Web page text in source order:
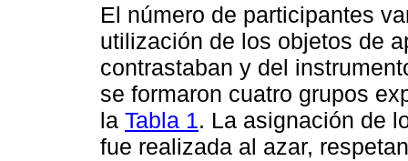
El número de participantes
utilización de los objetos de
contrastaban y del
se formaron cuatro grupos
la Tabla 1. La asignación de
fue realizada al azar,